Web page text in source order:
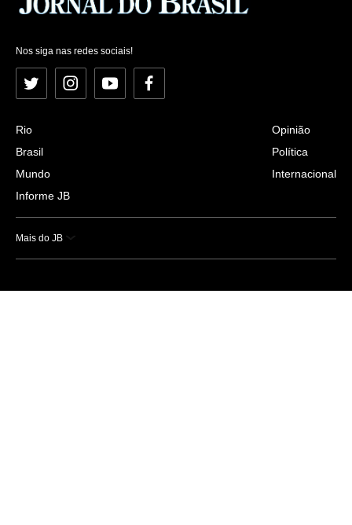
Nos siga nas redes sociais!
Twitter InstagramYouTubeFacebook
Rio
Brasil
Mundo
Informe JB
Opinião
Política
Internacional
Mais do JB
Esportes